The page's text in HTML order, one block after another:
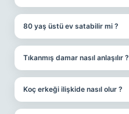
80 yaş üstü ev satabilir mi ?
Tıkanmış damar nasıl anlaşılır ?
Koç erkeği ilişkide nasıl olur ?